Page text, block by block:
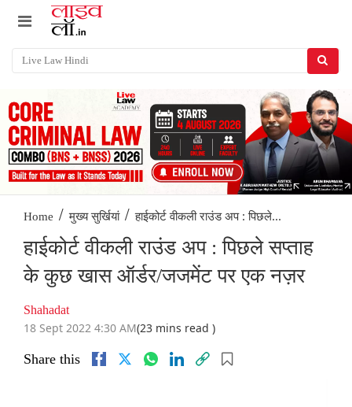
Home / मुख्य सुर्खियां / हाईकोर्ट वीकली राउंड अप : पिछले...
हाईकोर्ट वीकली राउंड अप : पिछले सप्ताह
के कुछ खास ऑर्डर/जजमेंट पर एक नज़र
Shahadat
18 Sept 2022 4:30 AM(23 mins read )
Share this